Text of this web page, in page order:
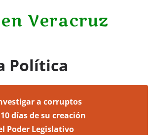
Veracruz
Política
a corruptos
días de su creación
Poder Legislativo